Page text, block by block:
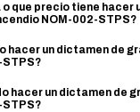
que precio tiene hacer
NOM-002-STPS?
hacer un dictamen de
STPS?
hacer un dictamen de
STPS?